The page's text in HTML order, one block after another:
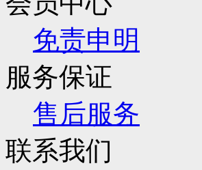
免责申明
服务保证
售后服务
联系我们